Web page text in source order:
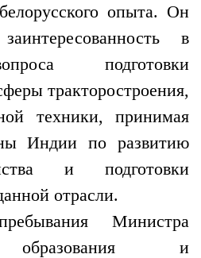
опыта. Он
в
подготовки
тракторостроения,
техники, принимая
Индии по развитию
и подготовки
отрасли.
Министра
образования и